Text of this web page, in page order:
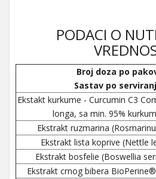
PODACI O
Broj doza po
Sastav po
Еkstakt kurkume - Curcumin C3
longa, sa min. 95%
Ekstrakt ruzmarina
Ekstrakt lista koprive (Nettle
Ekstrakt bosfelie (Boswellia
Ekstrakt crnog bibera